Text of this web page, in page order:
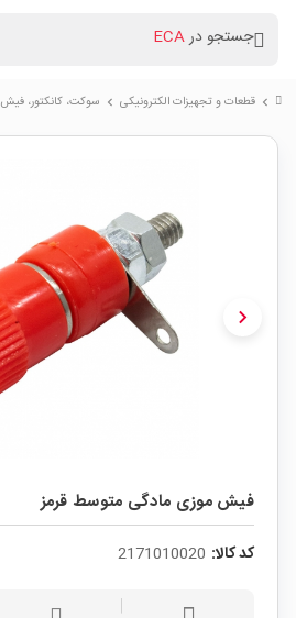
جستجو درECA
chevron_right قطعات و تجهیزات الکترونیکی chevron_right سوكت، کانکتور، فیش
chevron_right
فیش موزی مادگی متوسط قرمز
کد کالا: 2171010020